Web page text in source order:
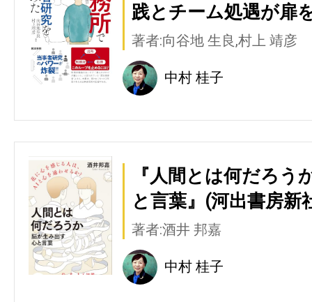
践とチーム処遇が扉
著者:向谷地 生良,村上 靖彦
中村 桂子
『人間とは何だろ
と言葉』(河出書房新
著者:酒井 邦嘉
中村 桂子